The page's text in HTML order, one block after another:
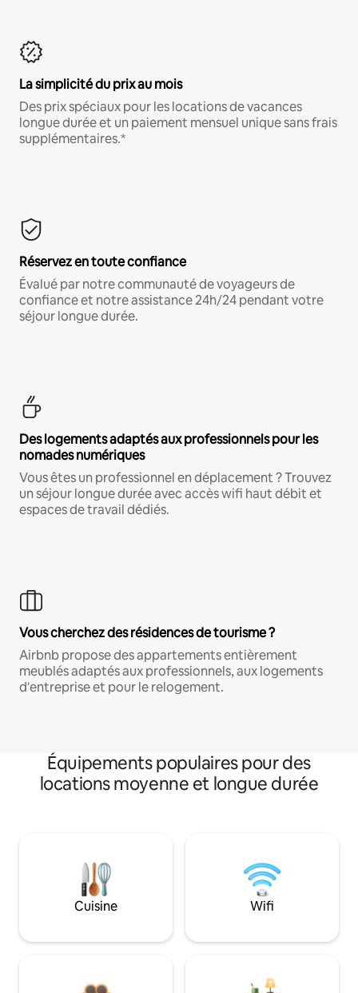
La simplicité du prix au mois
Des prix spéciaux pour les locations de vacances
longue durée et un paiement mensuel unique sans frais
supplémentaires.*
Réservez en toute confiance
Évalué par notre communauté de voyageurs de
confiance et notre assistance 24h/24 pendant votre
séjour longue durée.
Des logements adaptés aux professionnels pour les
nomades numériques
Vous êtes un professionnel en déplacement ? Trouvez
un séjour longue durée avec accès wifi haut débit et
espaces de travail dédiés.
Vous cherchez des résidences de tourisme ?
Airbnb propose des appartements entièrement
meublés adaptés aux professionnels, aux logements
d'entreprise et pour le relogement.
Équipements populaires pour des
locations moyenne et longue durée
Cuisine Wifi